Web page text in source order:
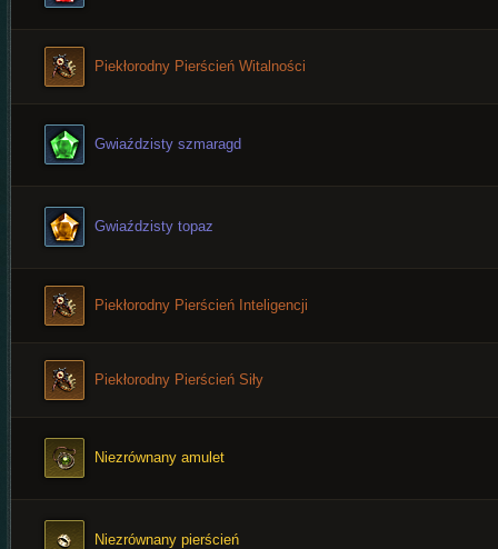
Piekłorodny Pierścień Witalności
Gwiaździsty szmaragd
Gwiaździsty topaz
Piekłorodny Pierścień Inteligencji
Piekłorodny Pierścień Siły
Niezrównany amulet
Niezrównany pierścień